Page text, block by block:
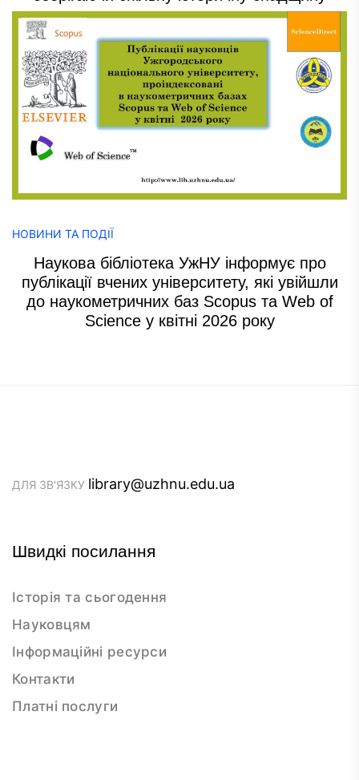
НОВИНИ ТА ПОДІЇ
Наукова бібліотека УжНУ інформує про
публікації вчених університету, які увійшли
до наукометричних баз Scopus та Web of
Science у квітні 2026 року
ДЛЯ ЗВ'ЯЗКУ library@uzhnu.edu.ua
Швидкі посилання
Історія та сьогодення
Науковцям
Інформаційні ресурси
Контакти
Платні послуги